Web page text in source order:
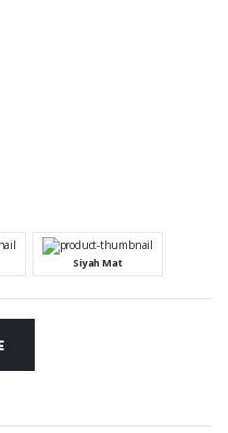
Siyah Mat